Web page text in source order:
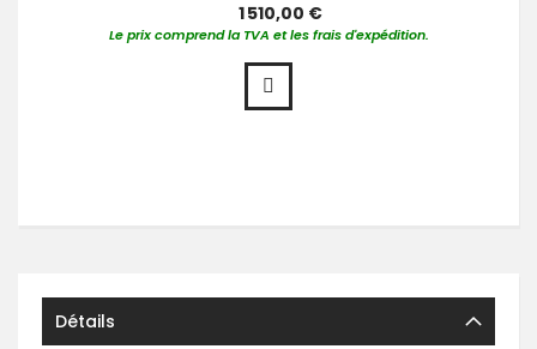
1 510,00 €
Le prix comprend la TVA et les frais d'expédition.
Détails